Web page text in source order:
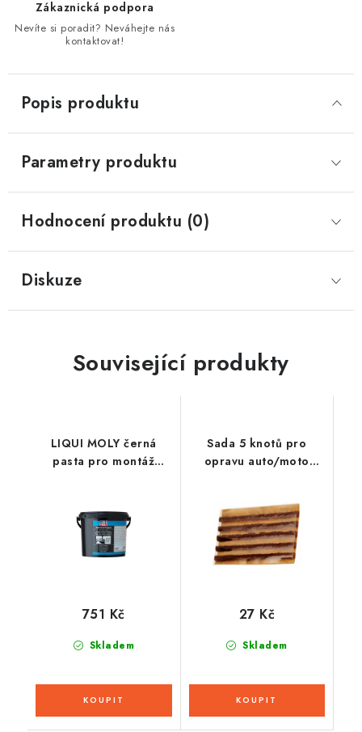
Zákaznická podpora
Nevíte si poradit? Neváhejte nás
kontaktovat!
Popis produktu
Parametry produktu
Hodnocení produktu (0)
Diskuze
Související produkty
LIQUI MOLY černá
pasta pro montáž
Skladem
751 Kč
Sada 5 knotů pro
opravu auto/moto
Skladem
27 Kč